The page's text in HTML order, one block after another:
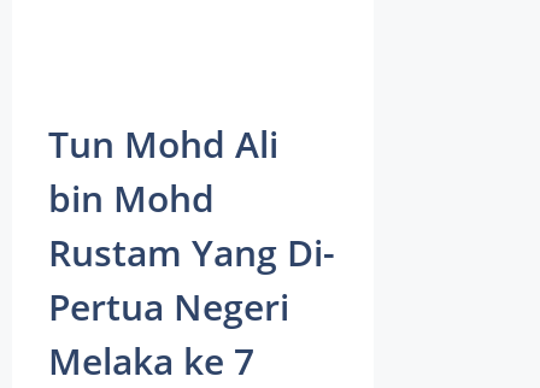
Tun Mohd Ali
bin Mohd
Rustam Yang Di-
Pertua Negeri
Melaka ke 7